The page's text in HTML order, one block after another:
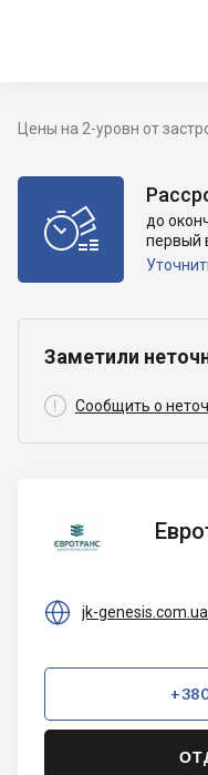
Цены на 2-уровн от

до
первый
Заметили
 Сообщить о
 jk-genesis.com.ua